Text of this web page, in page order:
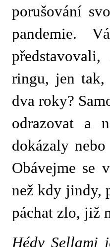
porušování
pandemie.
ringu, jen tak,
dva roky?
odrazovat a
dokázaly
Obávejme se
než kdy jindy,
páchat zlo, již
Hédy Sellami